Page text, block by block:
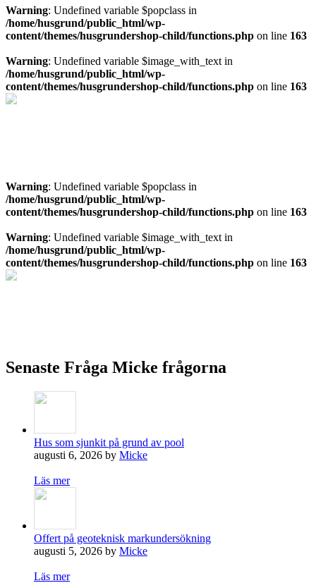
Warning: Undefined variable $popclass in
/home/husgrund/public_html/wp-
content/themes/husgrundershop-child/functions.php on line 163
Warning: Undefined variable $image_with_text in
/home/husgrund/public_html/wp-
content/themes/husgrundershop-child/functions.php on line 163
Warning: Undefined variable $popclass in
/home/husgrund/public_html/wp-
content/themes/husgrundershop-child/functions.php on line 163
Warning: Undefined variable $image_with_text in
/home/husgrund/public_html/wp-
content/themes/husgrundershop-child/functions.php on line 163
Senaste Fråga Micke frågorna
Hus som sjunkit på grund av pool
augusti 6, 2026 by Micke
Läs mer
Offert på geoteknisk markundersökning
augusti 5, 2026 by Micke
Läs mer